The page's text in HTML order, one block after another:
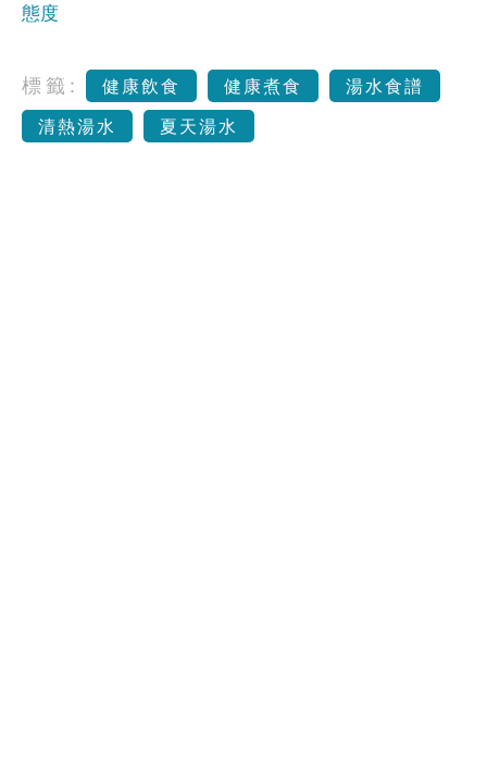
態度
標籤: 健康飲食 健康煮食
湯水食譜
清熱湯水
夏天湯水